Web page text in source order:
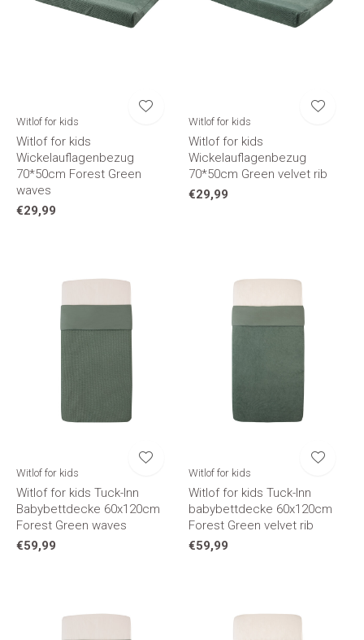
Witlof for kids
Witlof for kids
Wickelauflagenbezug
70*50cm Forest Green
waves
€29,99
Witlof for kids
Witlof for kids
Wickelauflagenbezug
70*50cm Green velvet rib
€29,99
Witlof for kids
Witlof for kids Tuck-Inn
Babybettdecke 60x120cm
Forest Green waves
€59,99
Witlof for kids
Witlof for kids Tuck-Inn
babybettdecke 60x120cm
Forest Green velvet rib
€59,99